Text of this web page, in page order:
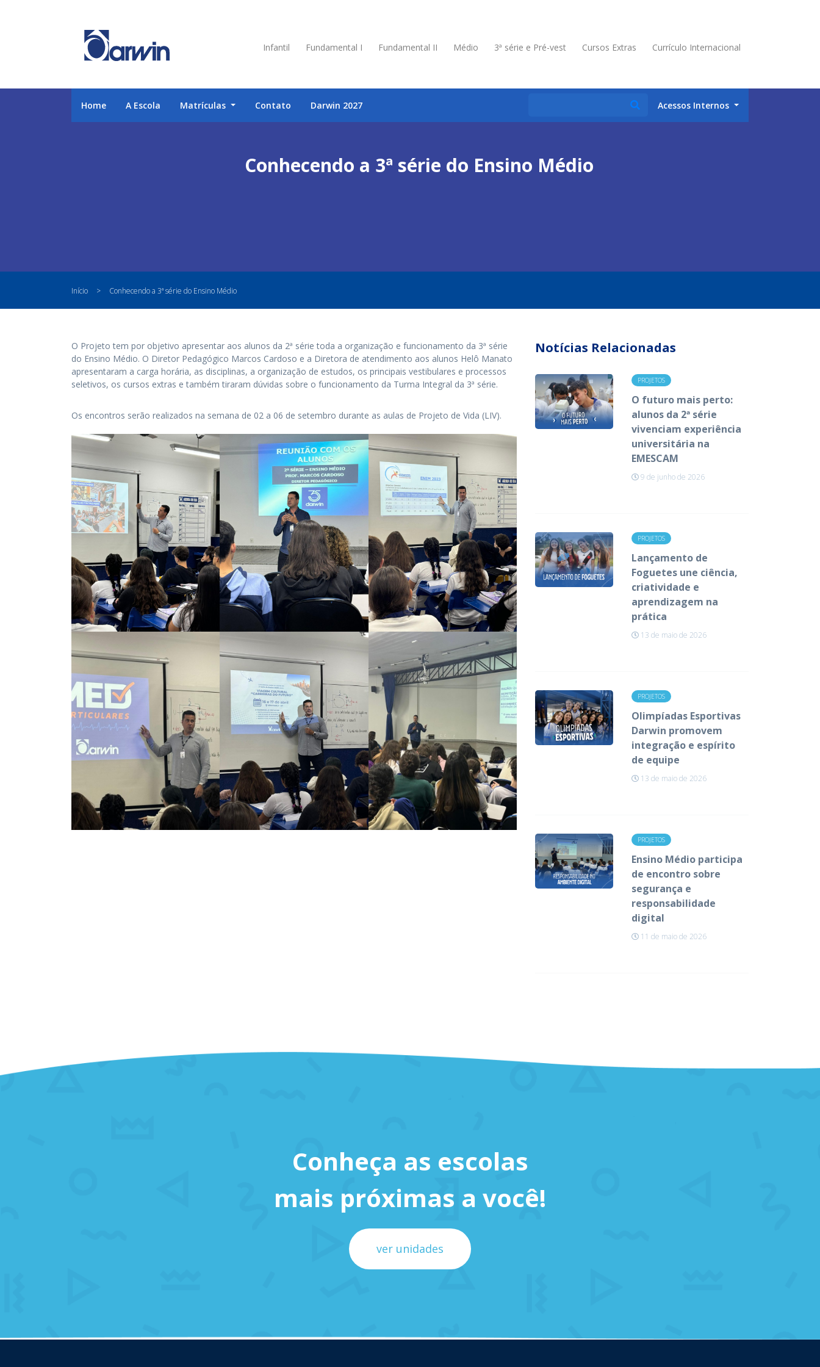
Infantil Fundamental I Fundamental II Médio 3ª série e Pré-vest Cursos Extras Currículo Internacional
Home A Escola Matrículas Contato Darwin 2027 Acessos Internos
Conhecendo a 3ª série do Ensino Médio
Início > Conhecendo a 3ª série do Ensino Médio
O Projeto tem por objetivo apresentar aos alunos da 2ª série toda a organização e funcionamento da 3ª série
do Ensino Médio. O Diretor Pedagógico Marcos Cardoso e a Diretora de atendimento aos alunos Helô Manato
apresentaram a carga horária, as disciplinas, a organização de estudos, os principais vestibulares e processos
seletivos, os cursos extras e também tiraram dúvidas sobre o funcionamento da Turma Integral da 3ª série.
Os encontros serão realizados na semana de 02 a 06 de setembro durante as aulas de Projeto de Vida (LIV).
Notícias Relacionadas
PROJETOS
O futuro mais perto:
alunos da 2ª série
vivenciam experiência
universitária na
EMESCAM
9 de junho de 2026
PROJETOS
Lançamento de
Foguetes une ciência,
criatividade e
aprendizagem na
prática
13 de maio de 2026
PROJETOS
Olimpíadas Esportivas
Darwin promovem
integração e espírito
de equipe
13 de maio de 2026
PROJETOS
Ensino Médio participa
de encontro sobre
segurança e
responsabilidade
digital
11 de maio de 2026
Conheça as escolas
mais próximas a você!
ver unidades